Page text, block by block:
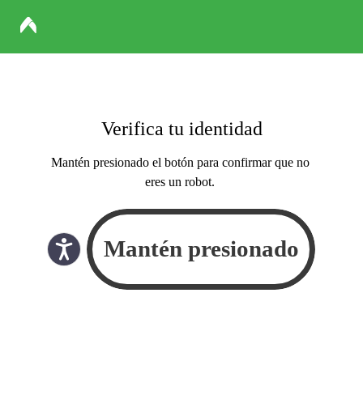
Verifica tu identidad
Mantén presionado el botón para confirmar que no
eres un robot.